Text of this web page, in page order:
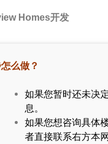
Homes开发
么做？
如果您暂时还未决
息。
如果您想咨询具体
者直接联系右方本